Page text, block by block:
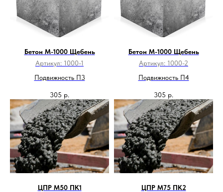
Бетон М-1000 Щебень
Артикул: 1000-1
Подвижность П3
305 р.
Бетон М-1000 Щебень
Артикул: 1000-2
Подвижность П4
305 р.
ЦПР М50 ПК1
ЦПР М75 ПК2